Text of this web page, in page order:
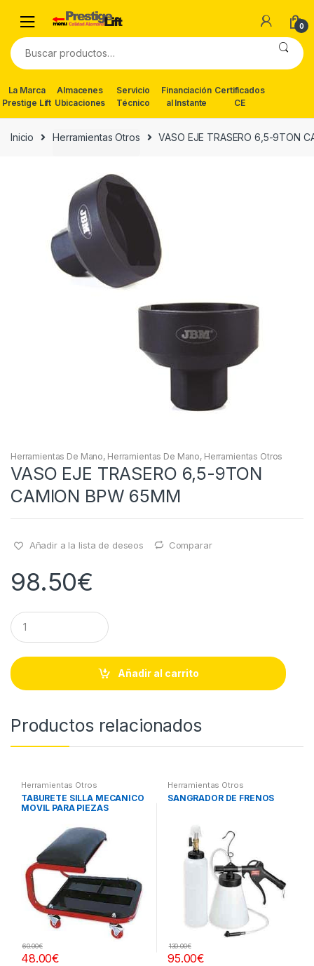
navigation
content
0
Buscar
por:
La Marca
Prestige Lift
Almacenes
Ubicaciones
Servicio
Técnico
Financiación
al Instante
Certificados
CE
Inicio Herramientas Otros VASO EJE TRASERO 6,5-9TON
Herramientas De Mano, Herramientas De Mano, Herramientas Otros
VASO EJE TRASERO 6,5-9TON
CAMION BPW 65MM
Añadir a la lista de deseos Comparar
98.50€
Q
u
a
t
i
Añadir al carrito
Productos relacionados
Herramientas Otros
TABURETE SILLA MECANICO
MOVIL PARA PIEZAS
48.00€
60.00€
Herramientas Otros
SANGRADOR DE FRENOS
95.00€
130.00€